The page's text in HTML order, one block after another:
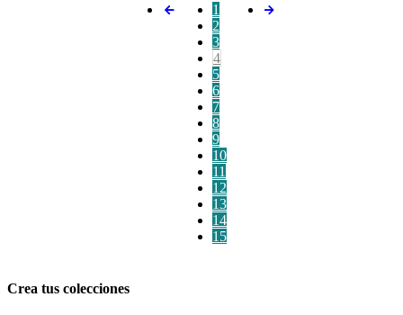
1
2
3
4
5
6
7
8
9
10
11
12
13
14
15
Crea tus colecciones